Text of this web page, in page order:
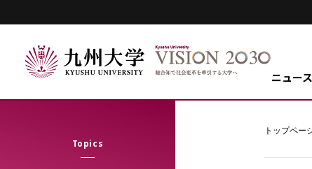
ニュース
Topics
トップペー